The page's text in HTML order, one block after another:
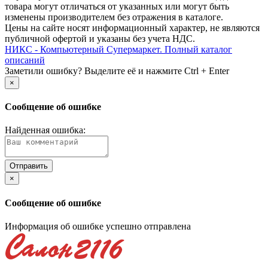
товара могут отличаться от указанных или могут быть
изменены производителем без отражения в каталоге.
Цены на сайте носят информационный характер, не являются
публичной офертой и указаны без учета НДС.
НИКС - Компьютерный Cупермаркет. Полный каталог
описаний
Заметили ошибку? Выделите её и нажмите Ctrl + Enter
×
Сообщение об ошибке
Найденная ошибка:
×
Сообщение об ошибке
Информация об ошибке успешно отправлена